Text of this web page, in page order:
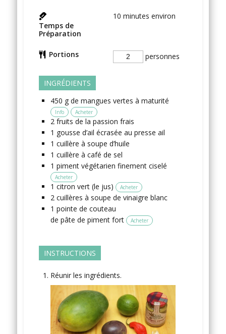
Temps de
Préparation
10 minutes environ
Portions personnes
INGRÉDIENTS
450 g de mangues vertes à maturité
Info Acheter
2 fruits de la passion frais
1 gousse d’ail écrasée au presse ail
1 cuillère à soupe d’huile
1 cuillère à café de sel
1 piment végétarien finement ciselé
Acheter
1 citron vert (le jus) Acheter
2 cuillères à soupe de vinaigre blanc
1 pointe de couteau
de pâte de piment fort
Acheter
INSTRUCTIONS
Réunir les ingrédients.